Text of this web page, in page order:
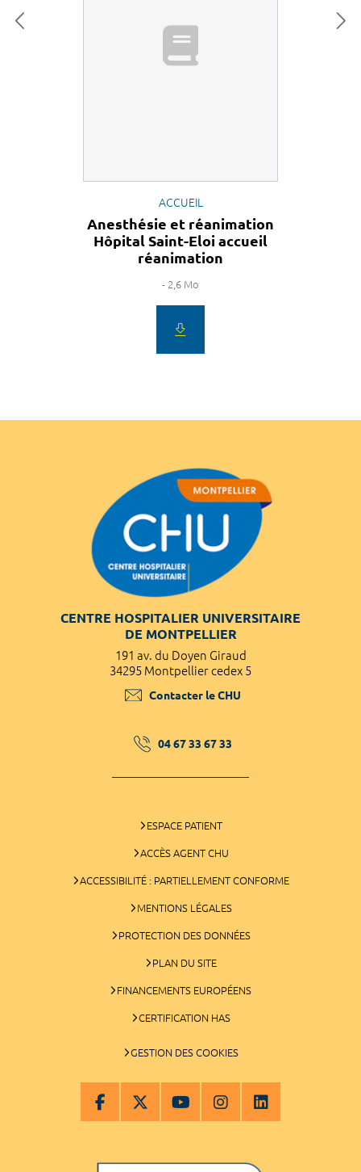
ACCUEIL
Anesthésie et réanimation
Hôpital Saint-Eloi accueil
réanimation
- 2,6 Mo
CENTRE HOSPITALIER UNIVERSITAIRE
DE MONTPELLIER
191 av. du Doyen Giraud
34295 Montpellier cedex 5
Contacter le CHU
04 67 33 67 33
ESPACE PATIENT
ACCÈS AGENT CHU
ACCESSIBILITÉ : PARTIELLEMENT CONFORME
MENTIONS LÉGALES
PROTECTION DES DONNÉES
PLAN DU SITE
FINANCEMENTS EUROPÉENS
CERTIFICATION HAS
GESTION DES COOKIES